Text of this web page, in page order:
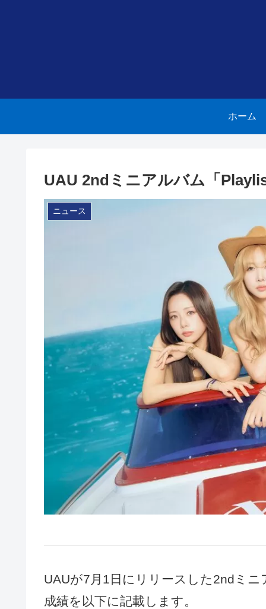
ホーム
UAU 2ndミニアルバム「
ニュース
UAUが7月1日にリリースした2ndミ
成績を以下に記載します。